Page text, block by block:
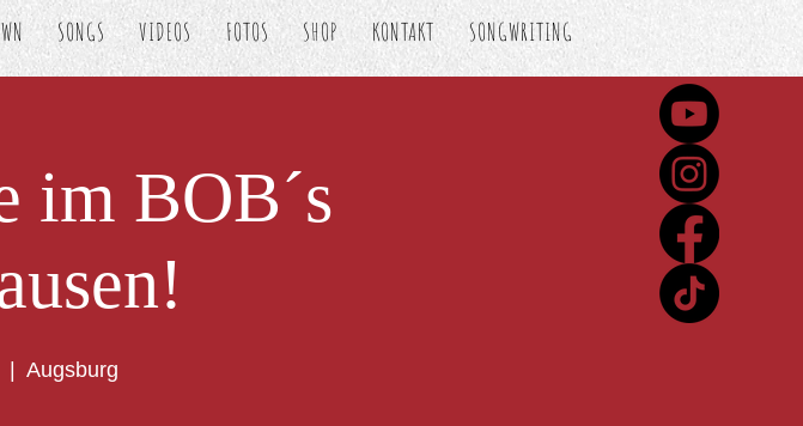
SONGS VIDEOS FOTOS SHOP KONTAKT SONGWRITING
im BOB´s
Augsburg